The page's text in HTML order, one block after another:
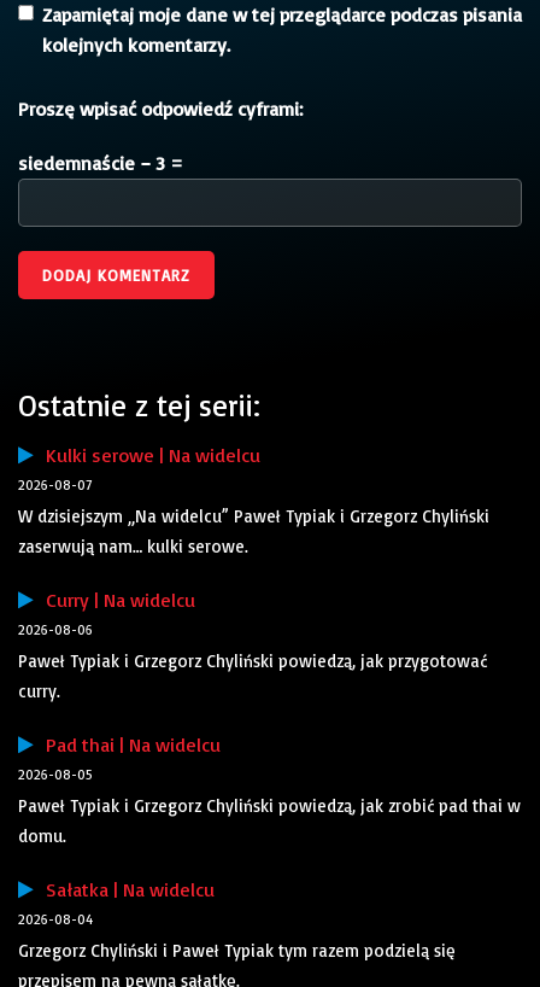
Zapamiętaj moje dane w tej przeglądarce podczas pisania
kolejnych komentarzy.
Proszę wpisać odpowiedź cyframi:
siedemnaście − 3 =
Ostatnie z tej serii:
Kulki serowe | Na widelcu
2026-08-07
W dzisiejszym „Na widelcu” Paweł Typiak i Grzegorz Chyliński
zaserwują nam… kulki serowe.
Curry | Na widelcu
2026-08-06
Paweł Typiak i Grzegorz Chyliński powiedzą, jak przygotować
curry.
Pad thai | Na widelcu
2026-08-05
Paweł Typiak i Grzegorz Chyliński powiedzą, jak zrobić pad thai w
domu.
Sałatka | Na widelcu
2026-08-04
Grzegorz Chyliński i Paweł Typiak tym razem podzielą się
przepisem na pewną sałatkę.